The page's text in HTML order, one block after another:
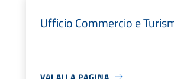
Ufficio Commercio e